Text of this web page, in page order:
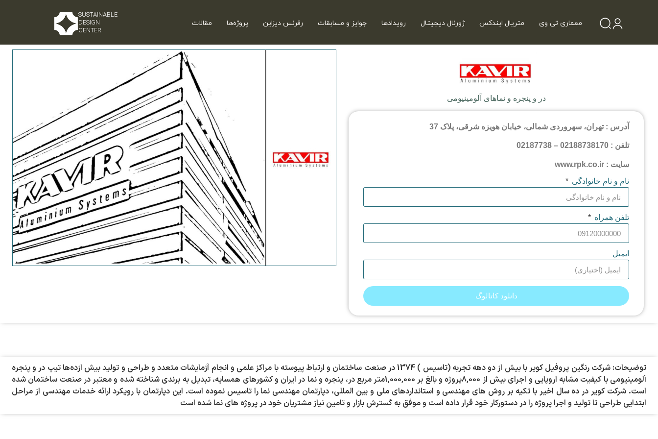
SUSTAINABLE
DESIGN
CENTER
معماری تی وی متریال ایندکس ژورنال دیجیتال رویدادها جوایز و مسابقات رفرنس دیزاین پروژه‌ها مقالات
در و پنجره و نماهای آلومینیومی
آدرس : تهران، سهروردی شمالی، خیابان هویزه شرقی، پلاک 37
تلفن : 02188738170 – 02187738
سایت : www.rpk.co.ir
نام و نام خانوادگی
تلفن همراه
ایمیل
دانلود کاتالوگ
توضیحات: شرکت رنگین پروفیل کویر با بیش از دو دهه تجربه (تاسیس ) 1374 در صنعت ساختمان و ارتباط پیوسته با مراکز علمی و انجام آزمایشات متعدد و طراحی و تولید بیش ازده‌ها تیپ در و پنجره
آلومینیومی با کیفیت مشابه اروپایی و اجرای بیش از 8,000پروژه و بالغ بر 1,000,000متر مربع در، پنجره و نما در ایران و کشورهای همسایه، تبدیل به برندی شناخته شده و معتبر در صنعت ساختمان شده
است. شرکت کویر در ده سال اخیر با تکیه بر روش های مهندسی و استانداردهای ملی و بین المللی، دپارتمان مهندسی نما را تاسیس نموده است. این دپارتمان با رویکرد ارائه خدمات مهندسی از مراحل
ابتدایی طراحی تا تولید و اجرا پروژه را در دستورکار خود قرار داده است و موفق به گسترش بازار و تامین نیاز مشتریان خود در پروژه های نما شده است